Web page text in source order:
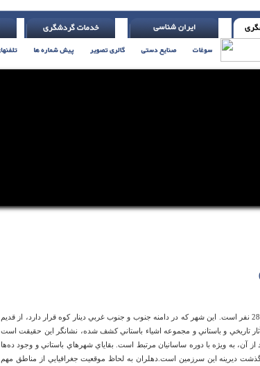
ارتفاع از سطح دریا 215 متر و جمعیت آن 28320 نفر است. اين شهر كه در دامنه جنوب و جنوب غربي دينار كوه قرار دارد، از قديم
تاريخي و باستاني و مجموعه اشياء باستاني كشف شده، نشانگر اين حقيقت است
آن، به ويژه با دوره ساسانيان مرتبط است. بقاياي شهرهاي باستاني و وجود ده‌ها
ديرينه اين سرزمين است.دهلران به لحاظ موقعيت جغرافيايي از مناطق مهم